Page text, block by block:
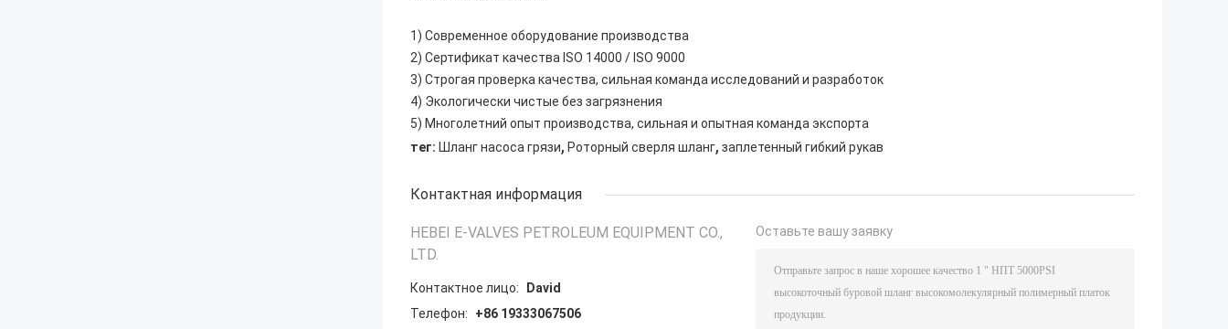
1) Современное оборудование производства
2) Сертификат качества ISO 14000 / ISO 9000
3) Строгая проверка качества, сильная команда исследований и разработок
4) Экологически чистые без загрязнения
5) Многолетний опыт производства, сильная и опытная команда экспорта
тег: Шланг насоса грязи, Роторный сверля шланг, заплетенный гибкий рукав
Контактная информация
HEBEI E-VALVES PETROLEUM EQUIPMENT CO.,
LTD.
Контактное лицо:
David
Телефон:
+86 19333067506
Оставьте вашу заявку